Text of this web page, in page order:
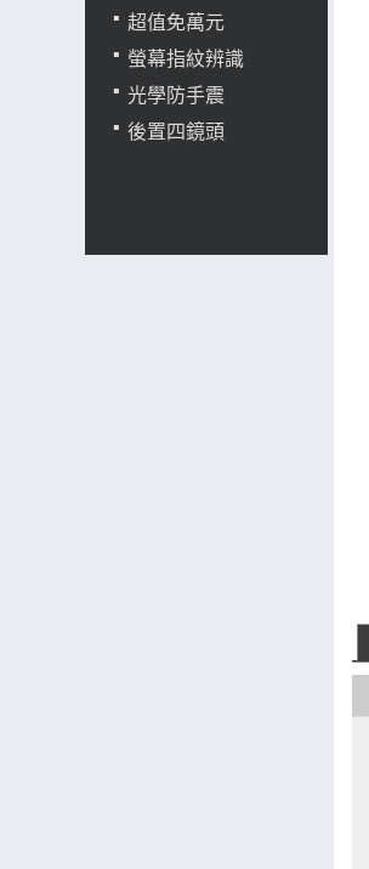
超值免萬元
螢幕指紋辨識
光學防手震
後置四鏡頭